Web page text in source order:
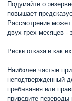
Подумайте о
повышает
Рассмотрение может
двух-трех месяцев -
Риски отказа и как
Наиболее частые
неподтвержденный
пребывания или
приводите переводы